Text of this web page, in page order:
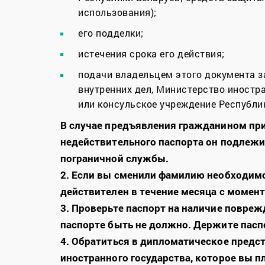
использования);
его подделки;
истечения срока его действия;
подачи владельцем этого документа
внутренних дел, Министерство
или консульское учреждение
В случае предъявления гражданином
недействительного паспорта он
пограничной службы.
2. Если вы сменили фамилию
действителен в течение месяца с
3. Проверьте паспорт на наличие
паспорте быть не должно. Держите
4. Обратиться в дипломатическое
иностранного государства, которое вы